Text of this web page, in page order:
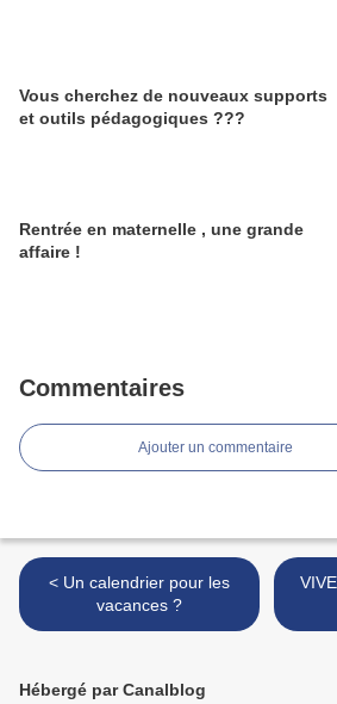
Vous cherchez de nouveaux supports
et outils pédagogiques ???
Rentrée en maternelle , une grande
affaire !
Commentaires
Ajouter un commentaire
< Un calendrier pour les
vacances ?
Hébergé par Canalblog